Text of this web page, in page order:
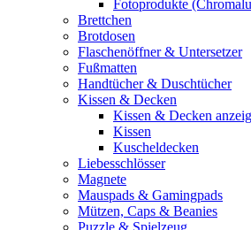
Fotoprodukte
Brettchen
Brotdosen
Flaschenöffner & Untersetzer
Fußmatten
Handtücher & Duschtücher
Kissen & Decken
Kissen & Decken
Kissen
Kuscheldecken
Liebesschlösser
Magnete
Mauspads & Gamingpads
Mützen, Caps & Beanies
Puzzle & Spielzeug